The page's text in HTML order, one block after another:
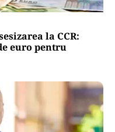
la CCR:
euro pentru